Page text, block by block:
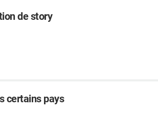
de story
certains pays